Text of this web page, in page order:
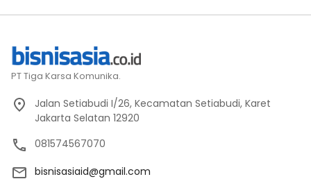
PT Tiga Karsa Komunika.
Jalan Setiabudi I/26, Kecamatan Setiabudi, Karet
Jakarta Selatan 12920
081574567070
bisnisasiaid@gmail.com